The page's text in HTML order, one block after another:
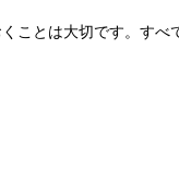
とは大切です。す